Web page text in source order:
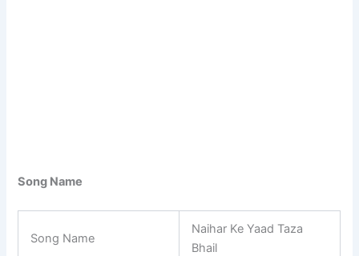
Song Name
Song Name
Naihar Ke Yaad Taza
Bhail